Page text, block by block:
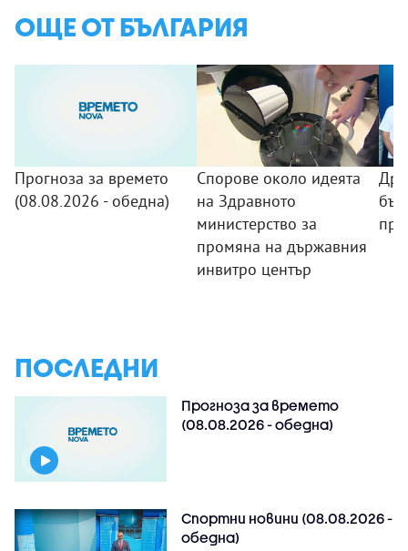
ОЩЕ ОТ БЪЛГАРИЯ
Прогноза за времето
(08.08.2026 - обедна)
Спорове около идеята
на Здравното
министерство за
промяна на държавния
инвитро център
ПОСЛЕДНИ
Прогноза за времето
(08.08.2026 - обедна)
Спортни новини (08.08.2026 -
обедна)